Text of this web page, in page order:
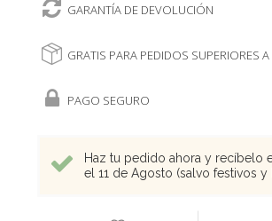
GARANTÍA DE DEVOLUCIÓN
GRATIS PARA PEDIDOS SUPERIORES
PAGO SEGURO
Haz tu pedido ahora y recíbelo
el 11 de Agosto (salvo festivos y